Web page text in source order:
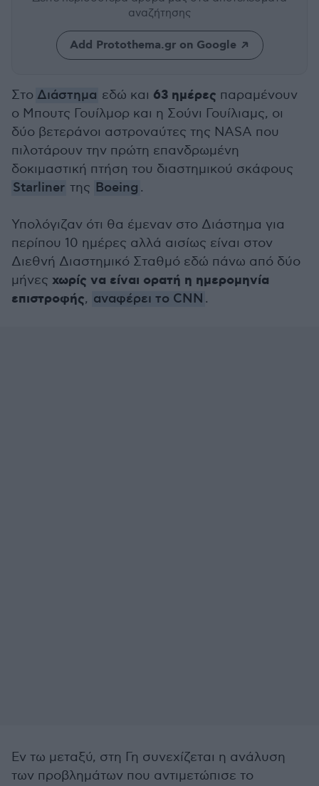
αναζήτησης
Add Protothema.gr on Google
Στο Διάστημα εδώ και 63 ημέρες παραμένουν
ο Μπουτς Γουίλμορ και η Σούνι Γουίλιαμς, οι
δύο βετεράνοι αστροναύτες της NASA που
πιλοτάρουν την πρώτη επανδρωμένη
δοκιμαστική πτήση του διαστημικού σκάφους
Starliner της Boeing .
Υπολόγιζαν ότι θα έμεναν στο Διάστημα για
περίπου 10 ημέρες αλλά αισίως είναι στον
Διεθνή Διαστημικό Σταθμό εδώ πάνω από δύο
μήνες χωρίς να είναι ορατή η ημερομηνία
επιστροφής, αναφέρει το CNN .
Εν τω μεταξύ, στη Γη συνεχίζεται η ανάλυση
των προβλημάτων που αντιμετώπισε το